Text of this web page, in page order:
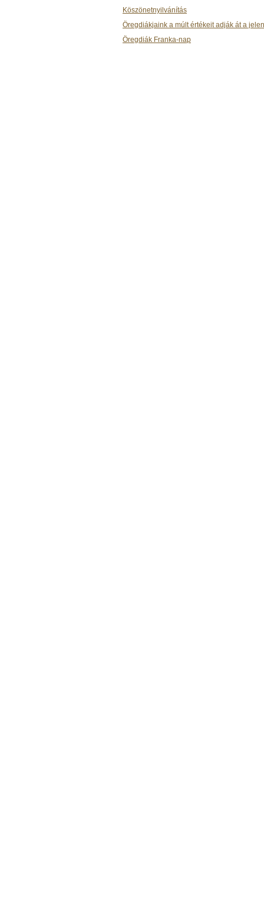
Köszönetnyilvánítás
Öregdiákjaink a múlt értékeit adják át a
Öregdiák Franka-nap